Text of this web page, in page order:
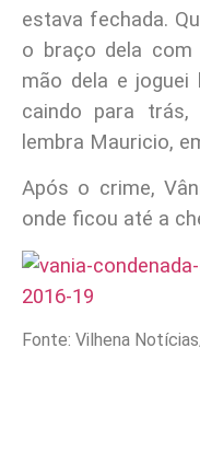
estava fechada.
o braço dela
mão dela e
caindo para trás,
lembra Mauricio,
Após o crime,
onde ficou até a
Fonte: Vilhena